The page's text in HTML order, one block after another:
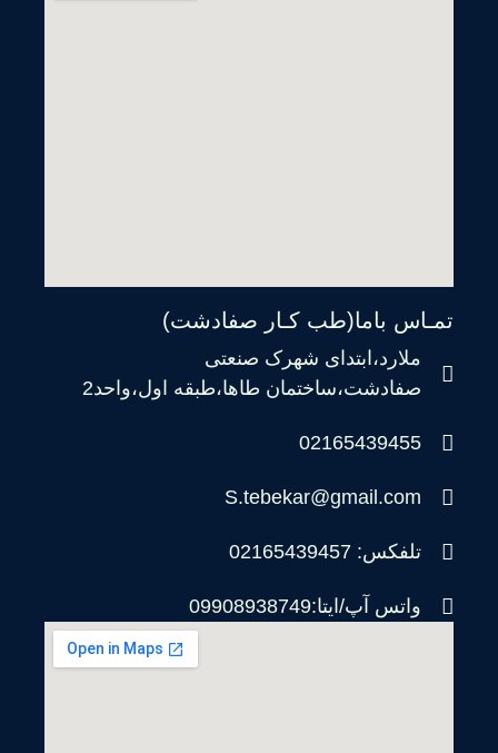
تمـاس باما(طب کـار صفادشت)
ملارد،ابتدای شهرک صنعتی
صفادشت،ساختمان طاها،طبقه اول،واحد2
02165439455
S.tebekar@gmail.com
تلفکس: 02165439457
واتس آپ/ایتا:09908938749